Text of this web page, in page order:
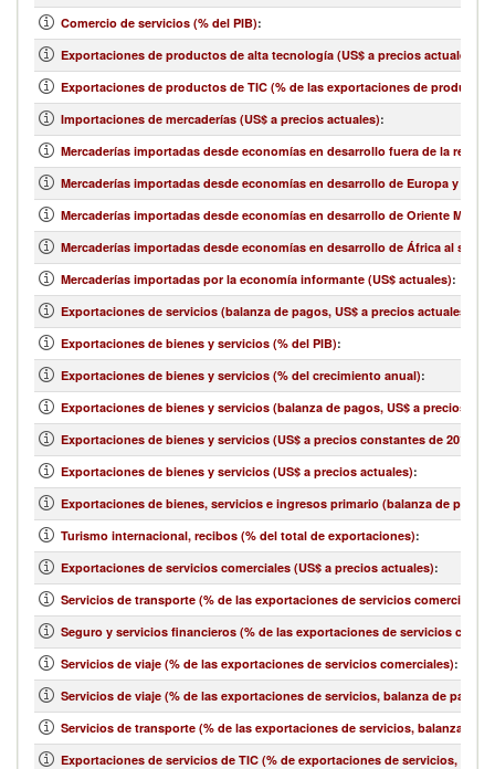
Comercio de servicios (% del PIB):
Exportaciones de productos de alta tecnología (US$ a precios actuales)
Exportaciones de productos de TIC (% de las exportaciones de productos)
Importaciones de mercaderías (US$ a precios actuales):
Mercaderías importadas desde economías en desarrollo fuera de la
Mercaderías importadas desde economías en desarrollo de Europa y
Mercaderías importadas desde economías en desarrollo de Oriente
Mercaderías importadas desde economías en desarrollo de África al sur
Mercaderías importadas por la economía informante (US$ actuales):
Exportaciones de servicios (balanza de pagos, US$ a precios actuales)
Exportaciones de bienes y servicios (% del PIB):
Exportaciones de bienes y servicios (% del crecimiento anual):
Exportaciones de bienes y servicios (balanza de pagos, US$ a precios
Exportaciones de bienes y servicios (US$ a precios constantes de 2010)
Exportaciones de bienes y servicios (US$ a precios actuales):
Exportaciones de bienes, servicios e ingresos primario (balanza de
Turismo internacional, recibos (% del total de exportaciones):
Exportaciones de servicios comerciales (US$ a precios actuales):
Servicios de transporte (% de las exportaciones de servicios comerciales)
Seguro y servicios financieros (% de las exportaciones de servicios
Servicios de viaje (% de las exportaciones de servicios comerciales):
Servicios de viaje (% de las exportaciones de servicios, balanza de pagos)
Servicios de transporte (% de las exportaciones de servicios, balanza de
Exportaciones de servicios de TIC (% de exportaciones de servicios,